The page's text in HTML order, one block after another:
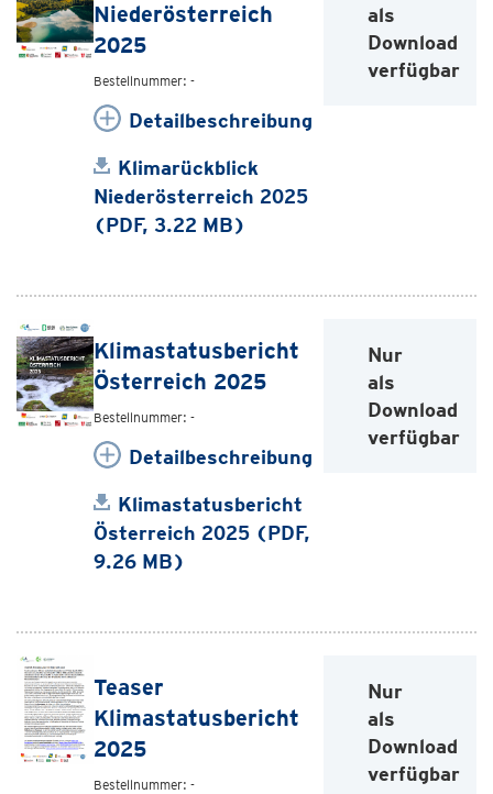
Niederösterreich
2025
Bestellnummer: -
Detailbeschreibung
Klimarückblick
Niederösterreich 2025
(PDF, 3.22 MB)
als
Download
verfügbar
Klimastatusbericht
Österreich 2025
Bestellnummer: -
Detailbeschreibung
Klimastatusbericht
Österreich 2025 (PDF,
9.26 MB)
Nur
als
Download
verfügbar
Teaser
Klimastatusbericht
2025
Bestellnummer: -
Nur
als
Download
verfügbar